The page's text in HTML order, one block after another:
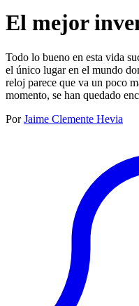
El mejor
Todo lo bueno en esta vida
el único lugar en el mundo
reloj parece que va un poco
momento, se han quedado
Por Jaime Clemente Hevia